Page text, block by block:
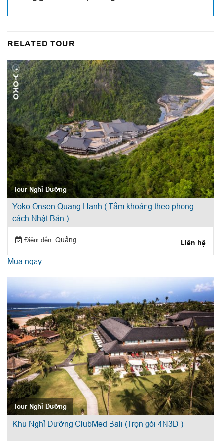
RELATED TOUR
Tour Nghỉ Dưỡng
Yoko Onsen Quang Hanh ( Tắm khoáng theo phong
cách Nhật Bản )
Điểm đến: Quảng Ninh Liên hệ
Mua ngay
Tour Nghỉ Dưỡng
Khu Nghỉ Dưỡng ClubMed Bali (Trọn gói 4N3Đ )